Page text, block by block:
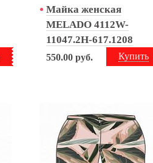
Майка женская
MELADO 4112W-
11047.2H-617.1208
Купить
550.00 руб.